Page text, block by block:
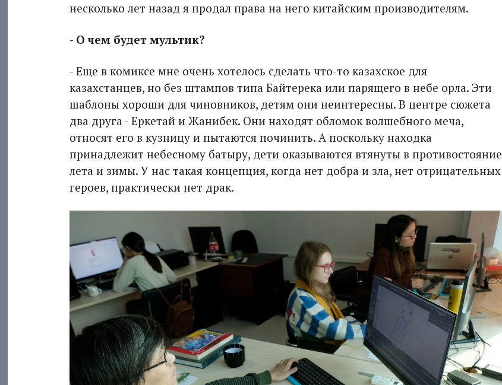
несколько лет назад я продал права на него китайским производителям.
- О чем будет мультик?
- Еще в комиксе мне очень хотелось сделать что-то казахское для
казахстанцев, но без штампов типа Байтерека или парящего в небе орла. Эти
шаблоны хороши для чиновников, детям они неинтересны. В центре сюжета
два друга - Еркетай и Жанибек. Они находят обломок волшебного меча,
относят его в кузницу и пытаются починить. А поскольку находка
принадлежит небесному батыру, дети оказываются втянуты в противостояние
лета и зимы. У нас такая концепция, когда нет добра и зла, нет отрицательных
героев, практически нет драк.